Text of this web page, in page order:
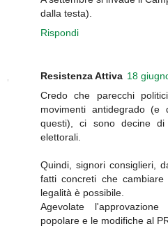
dalla testa).
Rispondi
Resistenza Attiva 18
Credo che parecchi
movimenti antidegrado
questi), ci sono decine di
elettorali.
Quindi, signori consiglieri,
fatti concreti che
legalità è possibile.
Agevolate
popolare e le modifiche al